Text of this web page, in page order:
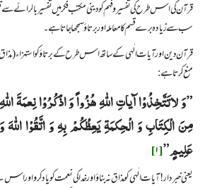
قرآن کی اس طرح کی تفسیر و فہم کو دینی مکتب فکر میں تفسیر بالرائے سے
سب سے زیادہ برے قسم کا معاملہ اور برتاؤ سمجھا جاتا ہے۔
قرآن دین اور آیات الٰہی کے ساتھ اس طرح کے برتاؤ کو استہزاء
منع کرتا ہے:
”وَ لاتَتَّخِذُوْا آیاتِ اللّٰهِ هُزُواً وَ اذْکُرُوْا نِعمَةَ
مِنَ الْکِتَابِ وَ الْحِکمَةِ یَعِظُکُمْ بِهِ وَ اتَّقُوْا
عَلِیمٍ”[۱]
یعنی خبردار! آیات الٰہی کو مذاق نہ بناؤ اور خدا کی نعمت کو یاد کرو